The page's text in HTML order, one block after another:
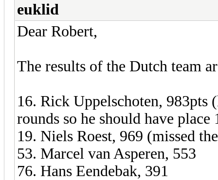
euklid
Dear Robert,
The results of the Dutch team
16. Rick Uppelschoten,
rounds so he should have
19. Niels Roest, 969 (missed
53. Marcel van Asperen, 553
76. Hans Eendebak, 391